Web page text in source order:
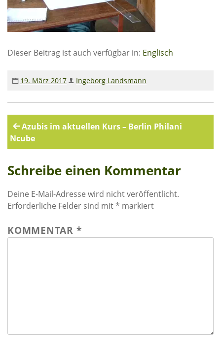
Mitgliedschaft
Spenden
Kontakt I Infos zum Download
EKUTHULENI ZIMBABWE
Ausbildung in Ekuthuleni
INFORMATIONEN
Aktuelles
Presse
Dieser Beitrag ist auch verfügbar in: Englisch
19. März 2017 Ingeborg Landsmann
Beitragsnavigation
Azubis im aktuellen Kurs – Berlin Philani
Ncube
Schreibe einen Kommentar
Deine E-Mail-Adresse wird nicht veröffentlicht.
Erforderliche Felder sind mit* markiert
KOMMENTAR *